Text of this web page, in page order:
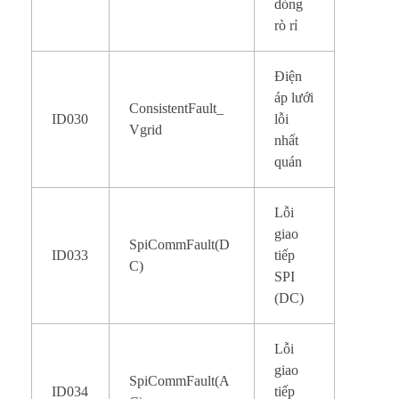
dòng
rò rỉ
ID030
ConsistentFault_
Vgrid
Điện
áp lưới
lỗi
nhất
quán
ID033
SpiCommFault(D
C)
Lỗi
giao
tiếp
SPI
(DC)
ID034
SpiCommFault(A
Lỗi
giao
tiếp